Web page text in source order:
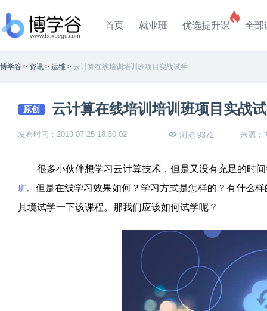
首页 就业班 优选提升课 全部
博学谷 > 资讯 > 运维 > 云计算在线培训培训班项目实战试学
原创 云计算在线培训培训班项目实战
发布时间：2019-07-25 18:30:02 浏览 9372 来源：
很多小伙伴想学习云计算技术，但是又没有充足的时间
班。但是在线学习效果如何？学习方式是怎样的？有什么
其境试学一下该课程。那我们应该如何试学呢？